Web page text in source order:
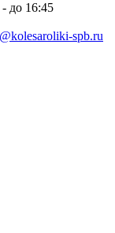
до 16:45
spb.ru